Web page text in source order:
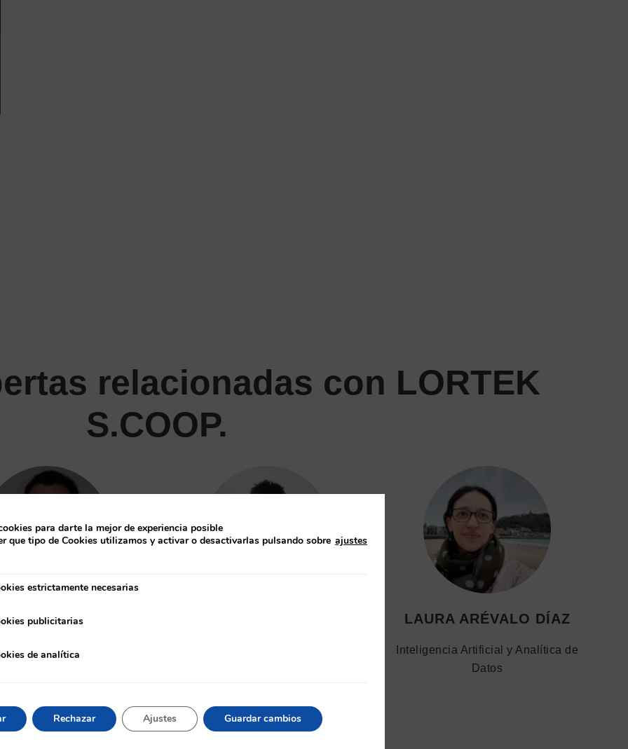
relacionadas con LORTEK
S.COOP.
MUNIATEGUI
LAURA ARÉVALO DÍAZ
Inteligencia Artificial y Analítica de
Datos
para darte la mejor de experiencia posible
que tipo de Cookies utilizamos y activar o desactivarlas pulsando sobre ajustes
necesarias
estrictamente necesarias
publicitarias
analítica
de analítica
Rechazar Ajustes Guardar cambios